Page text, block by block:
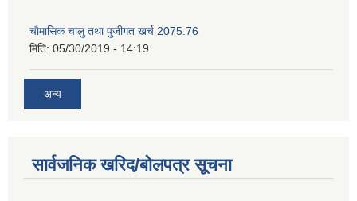
चाैमासिक चालु तथा पुजीगत खर्च 2075.76
मिति: 05/30/2019 - 14:19
अन्य
सार्वजनिक खरिद/बोलपत्र सूचना